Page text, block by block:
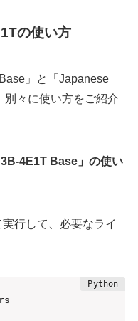
の使い方
」と「Japanese
別々に使い方をご紹介
4E1T Base」の使い
行して、必要なライ